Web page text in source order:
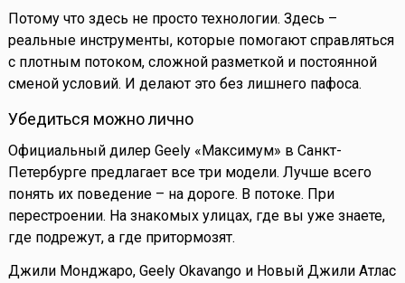
Потому что здесь не просто технологии. Здесь –
реальные инструменты, которые помогают справляться
с плотным потоком, сложной разметкой и постоянной
сменой условий. И делают это без лишнего пафоса.
Убедиться можно лично
Официальный дилер Geely «Максимум» в Санкт-
Петербурге предлагает все три модели. Лучше всего
понять их поведение – на дороге. В потоке. При
перестроении. На знакомых улицах, где вы уже знаете,
где подрежут, а где притормозят.
Джили Монджаро, Geely Okavango и Новый Джили Атлас